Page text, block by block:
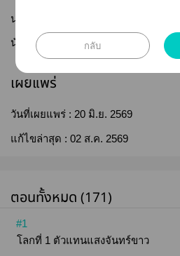
นามปากกา :
นักเขียน : 雨汐 อวี่ซี
เผยแพร่
วันที่เผยแพร่ : 20 มิ.ย. 2569
แก้ไขล่าสุด : 02 ส.ค. 2569
ตอนทั้งหมด (171)
#1
โลกที่ 1 ตัวแทนแสงจันทร์ขาว
กลับ